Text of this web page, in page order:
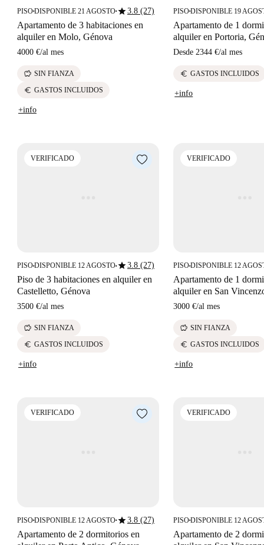
PISO■DISPONIBLE 21 AGOSTO■star3.8 (27)
Apartamento de 3 habitaciones en
alquiler en Molo, Génova
4000 €/al mes
savings SIN FIANZA
euro GASTOS INCLUIDOS
+info
PISO■DISPONIBLE 19
Apartamento de 1
alquiler en Portoria,
Desde 2344 €/al mes
euro GASTOS INCLUIDOS
+info
VERIFICADO
PISO■DISPONIBLE 12 AGOSTO■star3.8 (27)
Piso de 3 habitaciones en alquiler en
Castelletto, Génova
3500 €/al mes
savings SIN FIANZA
euro GASTOS INCLUIDOS
+info
VERIFICADO
PISO■DISPONIBLE 12
Apartamento de 1
alquiler en San
3000 €/al mes
savings SIN FIANZA
euro GASTOS INCLUIDOS
+info
VERIFICADO
PISO■DISPONIBLE 12 AGOSTO■star3.8 (27)
Apartamento de 2 dormitorios en
VERIFICADO
PISO■DISPONIBLE 12
Apartamento de 2